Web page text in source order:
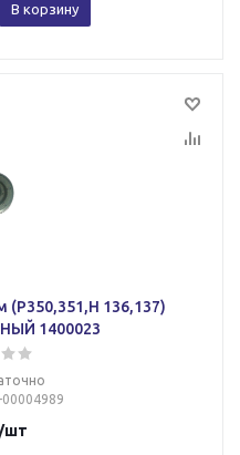
В корзину
(P350,351,Н 136,137)
1400023
00004989
шт